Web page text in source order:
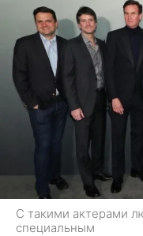
С такими актерами
специальным